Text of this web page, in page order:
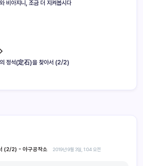
비아지니, 조금 더 지켜봅시다
정석(定石)을 찾아서 (2/2)
(2/2) - 야구공작소 2019년 9월 3일, 1:04 오전